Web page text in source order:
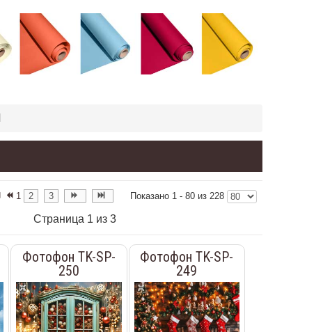
Показано 1 - 80 из 228
1 2 3
Страница 1 из 3
Фотофон TK-SP-
250
Фотофон TK-SP-
249